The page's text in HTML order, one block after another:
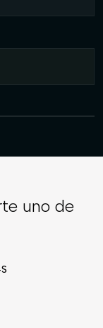
uno de